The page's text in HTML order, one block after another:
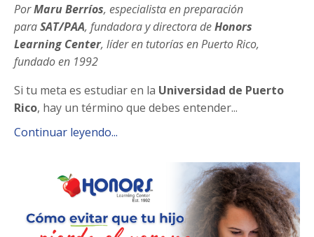
PorMaru Berríos, especialista en preparación
paraSAT/PAA, fundadora y directora deHonors
Learning Center, líder en tutorías en Puerto Rico,
fundado en 1992
Si tu meta es estudiar en la Universidad de Puerto
Rico, hay un término que debes entender...
Continuar leyendo...